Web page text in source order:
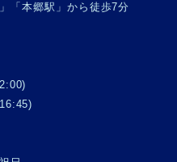
「本郷駅」から徒歩7分